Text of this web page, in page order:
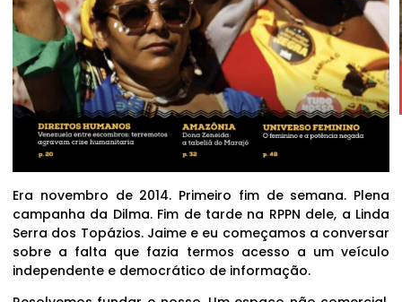
Era novembro de 2014. Primeiro fim de semana. Plena
campanha da Dilma. Fim de tarde na RPPN dele, a Linda
Serra dos Topázios. Jaime e eu começamos a conversar
sobre a falta que fazia termos acesso a um veículo
independente e democrático de informação.